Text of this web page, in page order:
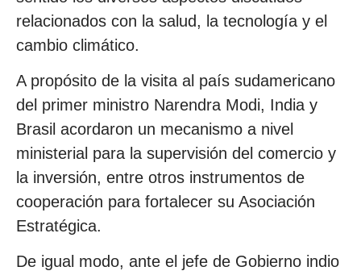
relacionados con la salud, la tecnología y el
cambio climático.
A propósito de la visita al país sudamericano
del primer ministro Narendra Modi, India y
Brasil acordaron un mecanismo a nivel
ministerial para la supervisión del comercio y
la inversión, entre otros instrumentos de
cooperación para fortalecer su Asociación
Estratégica.
De igual modo, ante el jefe de Gobierno indio